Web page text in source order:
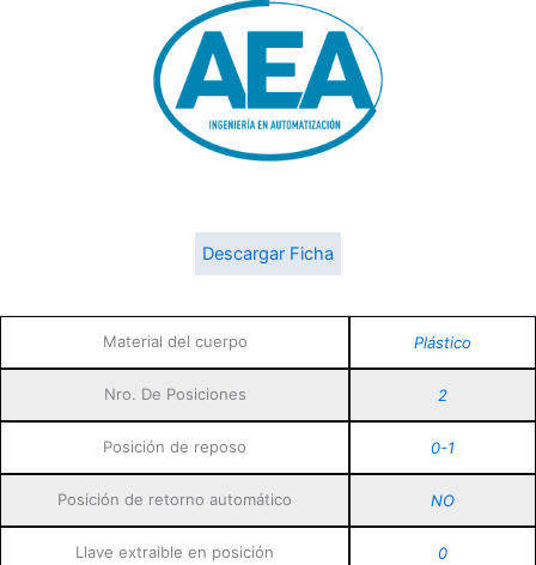
Descargar Ficha
Material del cuerpo Plástico
Nro. De Posiciones 2
Posición de reposo 0-1
Posición de retorno automático NO
Llave extraible en posición 0